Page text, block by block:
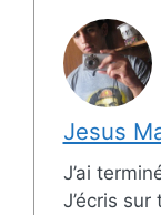
Jesus
J’ai
J’écris